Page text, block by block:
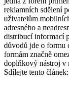
reklamních sdělení
uživatelům
adresného a
distribucí informací
důvodů jde o formu
formám značně
doplňkový nástroj v
Sdílejte tento článek: